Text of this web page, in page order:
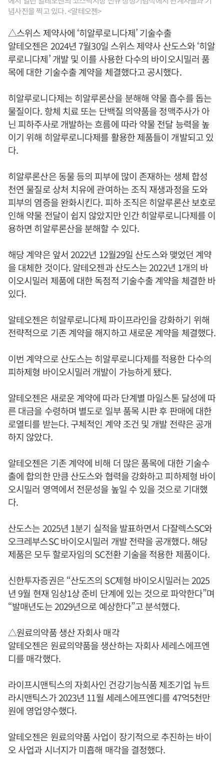
념사진을 찍고 있다. <알테오젠>
△스위스 제약사에 ‘히알루로니다제’ 기술수출
알테오젠은 2024년 7월30일 스위스 제약사 산도스와 ‘히알
루로니다제’ 개발 및 이를 사용한 다수의 바이오시밀러 품
목에 대한 기술수출 계약을 체결했다고 공시했다.
히알루로니다제는 히알루론산을 분해해 약물 흡수를 돕는
물질이다. 항체 치료 또는 단백질 의약품을 정맥주사가 아
닌 피하주사로 개발하는 흐름에 따라 약물 전달 능력을 높
이기 위해 히알루로니다제를 활용한 제품들이 개발되고 있
다.
히알루론산은 동물 등의 피부에 많이 존재하는 생체 합성
천연 물질로 상처 치유에 관여하는 조직 재생과정을 도와
피부의 염증을 완화시킨다. 피하 조직은 히알루론산 보호로
인해 약물 전달이 쉽지 않았지만 인간 히알루로니다제를 이
용하면 히알루론산을 분해할 수 있다.
해당 계약은 앞서 2022년 12월29일 산도스와 맺었던 계약
을 대체한 것이다. 알테오젠과 산도스는 2022년 1개의 바
이오시밀러 제품에 대한 독점적 기술수출 계약을 체결한 바
있다.
알테오젠은 히알루로니다제 파이프라인을 강화하기 위해
전략적으로 기존 계약을 해지하고 새로운 계약을 체결했다.
이번 계약으로 산도스는 히알루로니다제를 적용한 다수의
피하제형 바이오시밀러 개발이 가능하게 됐다.
알테오젠은 새로운 계약에 따라 단계별 마일스톤 달성에 따
른 대금을 수령하며 별도로 일부 품목 시판 후 판매에 대한
로열티를 받는다. 구체적인 계약 조건 및 개발 전략은 공개
하지 않았다.
알테오젠은 기존 계약에 비해 더 많은 품목에 대한 기술수
출에 합의한 만큼 산도스와 협력을 강화하고 피하제형 바이
오시밀러 영역에서 전문성을 높일 수 있을 것으로 기대했
다.
산도스는 2025년 1분기 실적을 발표하면서 다잘렉스SC와
오크레부스SC 바이오시밀러 개발 전략을 공개했다. 해당
제품은 모두 할로자임의 SC전환 기술을 적용한 제품이다.
신한투자증권은 “산도즈의 SC제형 바이오시밀러는 2025
년 9월 현재 임상1상 준비 단계에 있는 것으로 파악한다”며
“발매년도는 2029년으로 예상한다”고 분석했다.
△원료의약품 생산 자회사 매각
알테오젠은 원료의약품을 생산하는 자회사 세레스에프엔
디를 매각했다.
라이프시맨틱스의 자회사인 건강기능식품 제조기업 뉴트
라시맨틱스가 2023년 11월 세레스에프엔디를 47억5천만
원에 영업양수했다.
알테오젠은 원료의약품 사업이 장기적으로 추진하는 바이
오 사업과 시너지가 미흡해 매각을 결정했다.